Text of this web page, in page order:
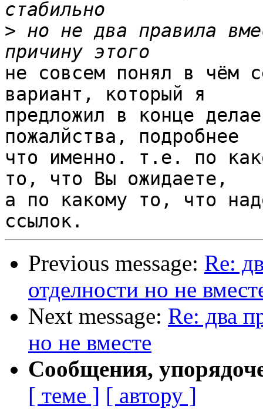
> но не два правила
не совсем понял в чём
вариант, который я
предложил в конце
пожалйства, подробнее
что именно. т.е. по
то, что Вы ожидаете,
а по какому то, что
Previous message: Re:
отделности но не
Next message: Re: два
но не вместе
Сообщения,
[ теме ] [ автору ]